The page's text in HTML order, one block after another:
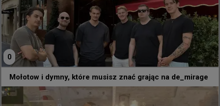
0
Mołotow i dymny, które musisz znać grając na de_mirage